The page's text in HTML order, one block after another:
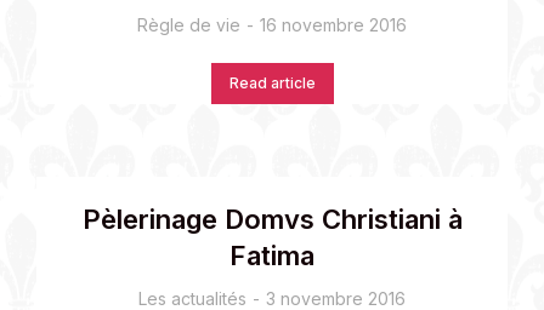
Règle de vie 16 novembre 2016
Read article
Pèlerinage Domvs Christiani à
Fatima
Les actualités 3 novembre 2016